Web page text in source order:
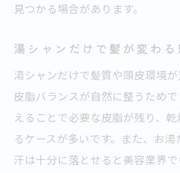
見つかる場合があります。
湯シャンだけで髪が変わ
湯シャンだけで髪質や頭皮環境
皮脂バランスが自然に整うため
えることで必要な皮脂が残り、
るケースが多いです。また、お
汗は十分に落とせると美容業界で